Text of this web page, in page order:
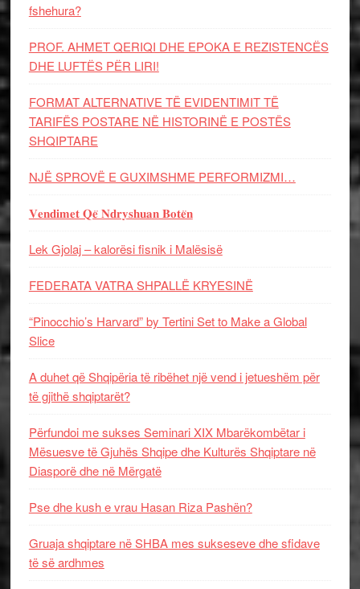
fshehura?
PROF. AHMET QERIQI DHE EPOKA E REZISTENCЁS
DHE LUFTЁS PЁR LIRI!
FORMAT ALTERNATIVE TË EVIDENTIMIT TË
TARIFËS POSTARE NË HISTORINË E POSTËS
SHQIPTARE
NJË SPROVË E GUXIMSHME PERFORMIZMI…
𝐕𝐞𝐧𝐝𝐢𝐦𝐞𝐭 𝐐𝐞̈ 𝐍𝐝𝐫𝐲𝐬𝐡𝐮𝐚𝐧 𝐁𝐨𝐭𝐞̈𝐧
Lek Gjolaj – kalorësi fisnik i Malësisë
FEDERATA VATRA SHPALLË KRYESINË
“Pinocchio’s Harvard” by Tertini Set to Make a Global
Slice
A duhet që Shqipëria të ribëhet një vend i jetueshëm për
të gjithë shqiptarët?
Përfundoi me sukses Seminari XIX Mbarëkombëtar i
Mësuesve të Gjuhës Shqipe dhe Kulturës Shqiptare në
Diasporë dhe në Mërgatë
Pse dhe kush e vrau Hasan Riza Pashën?
Gruaja shqiptare në SHBA mes sukseseve dhe sfidave
të së ardhmes